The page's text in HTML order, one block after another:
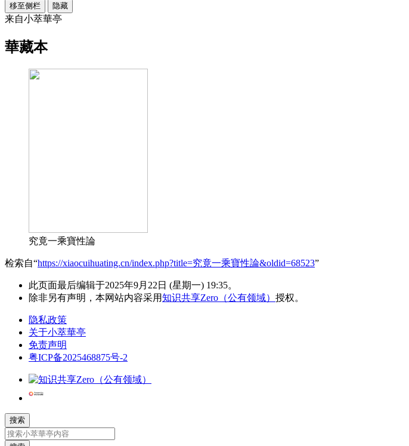
移至侧栏 隐藏
来自小萃華亭
華藏本
究竟一乘寶性論
检索自“https://xiaocuihuating.cn/index.php?title=究竟一乘寶性論&oldid=68523”
此页面最后编辑于2025年9月22日 (星期一) 19:35。
除非另有声明，本网站内容采用知识共享Zero（公有领域） 授权。
隐私政策
关于小萃華亭
免责声明
粤ICP备2025468875号-2
搜索